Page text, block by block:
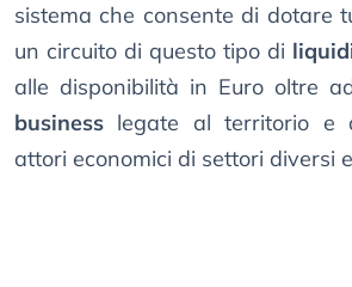
sistema che consente di dotare
un circuito di questo tipo di
alle disponibilità in Euro oltre
business legate al territorio e
attori economici di settori diversi